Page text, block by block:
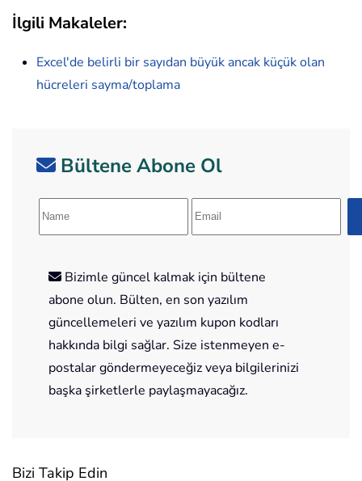
İlgili Makaleler:
Excel'de belirli bir sayıdan büyük ancak küçük olan
hücreleri sayma/toplama
Bültene Abone Ol
Bizimle güncel kalmak için bültene
abone olun. Bülten, en son yazılım
güncellemeleri ve yazılım kupon kodları
hakkında bilgi sağlar. Size istenmeyen e-
postalar göndermeyeceğiz veya bilgilerinizi
başka şirketlerle paylaşmayacağız.
Bizi Takip Edin